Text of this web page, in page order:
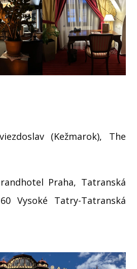
(Kežmarok), The
Praha, Tatranská
Vysoké Tatry-Tatranská